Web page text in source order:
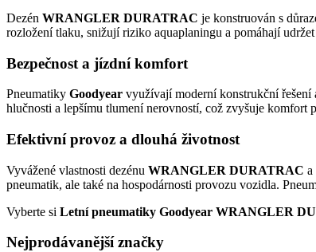
Dezén WRANGLER DURATRAC je konstruován s
rozložení tlaku, snižují riziko aquaplaningu a pomáhají
Bezpečnost a jízdní komfort
Pneumatiky Goodyear využívají moderní konstrukční
hlučnosti a lepšímu tlumení nerovností, což zvyšuje komfort
Efektivní provoz a dlouhá životnost
Vyvážené vlastnosti dezénu WRANGLER DURATRAC a
pneumatik, ale také na hospodárnosti provozu vozidla.
Vyberte si Letní pneumatiky Goodyear WRANGLER
Nejprodávanější značky